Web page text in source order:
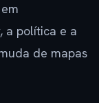
a política e a
de mapas